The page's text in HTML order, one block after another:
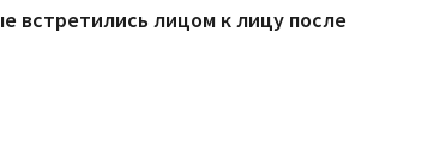
встретились лицом к лицу после